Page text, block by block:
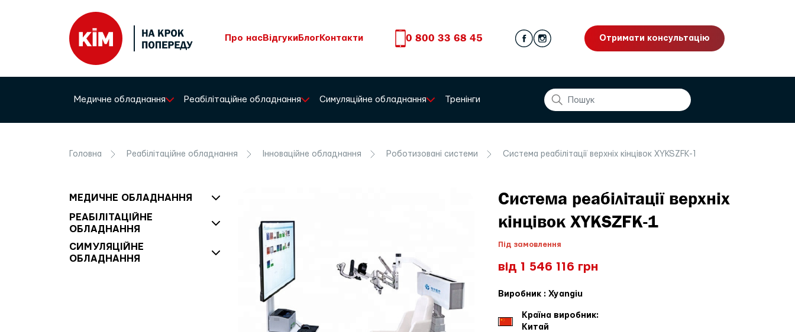
Про нас Відгуки Блог Контакти 0 800 33 68 45 Отримати консультацію
Медичне обладнання Реабілітаційне обладнання Симуляційне обладнання Тренінги
Головна Реабілітаційне обладнання Інноваційне обладнання Роботизовані системи Система реабілітації верхніх кінцівок XYKSZFK-1
МЕДИЧНЕ ОБЛАДНАННЯ
РЕАБІЛІТАЦІЙНЕ
ОБЛАДНАННЯ
СИМУЛЯЦІЙНЕ
ОБЛАДНАННЯ
Система реабілітації верхніх
кінцівок XYKSZFK-1
Під замовлення
від 1 546 116 грн
Виробник : Xyangiu
Країна виробник:
Китай